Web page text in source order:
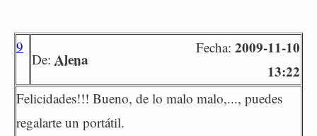
9
De: Alena
Fecha: 2009-11-10
13:22
Felicidades!!! Bueno, de lo malo malo,..., puedes
regalarte un portátil.